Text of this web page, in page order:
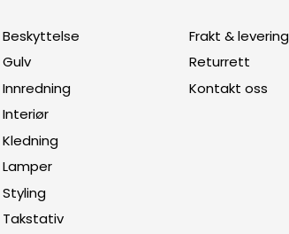
Beskyttelse
Gulv
Innredning
Interiør
Kledning
Lamper
Styling
Takstativ
Frakt & levering
Returrett
Kontakt oss